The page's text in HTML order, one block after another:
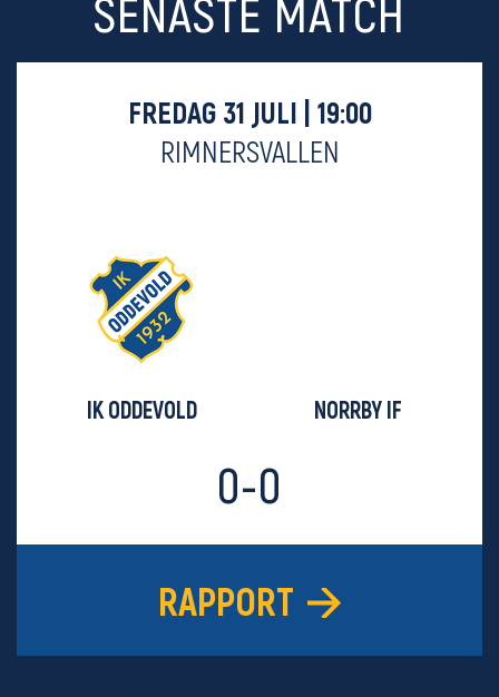
SENASTE MATCH
FREDAG 31 JULI | 19:00
RIMNERSVALLEN
IK ODDEVOLD NORRBY IF
0-0
RAPPORT